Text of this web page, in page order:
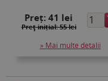
Preț:41 lei
Preţ inițial: 55 lei
» Mai multe detalii